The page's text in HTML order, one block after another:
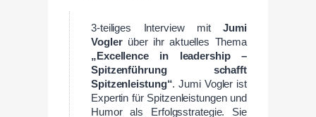
3-teiliges Interview mitJumi
Voglerüber ihr aktuelles Thema
„Excellence in leadership –
Spitzenführung schafft
Spitzenleistung“. Jumi Vogler ist
Expertin für Spitzenleistungen und
Humor als Erfolgsstrategie. Sie